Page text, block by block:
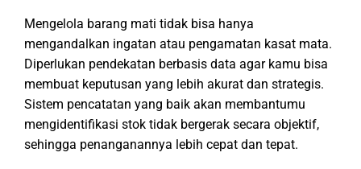
Mengelola barang mati tidak bisa hanya
mengandalkan ingatan atau pengamatan kasat mata.
Diperlukan pendekatan berbasis data agar kamu bisa
membuat keputusan yang lebih akurat dan strategis.
Sistem pencatatan yang baik akan membantumu
mengidentifikasi stok tidak bergerak secara objektif,
sehingga penanganannya lebih cepat dan tepat.